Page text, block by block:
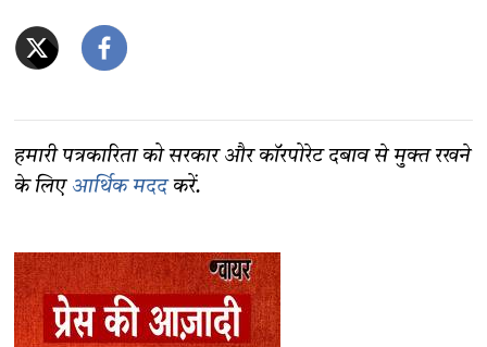
हमारी पत्रकारिता को सरकार और कॉरपोरेट दबाव से मुक्त रखने
के लिए आर्थिक मददकरें.